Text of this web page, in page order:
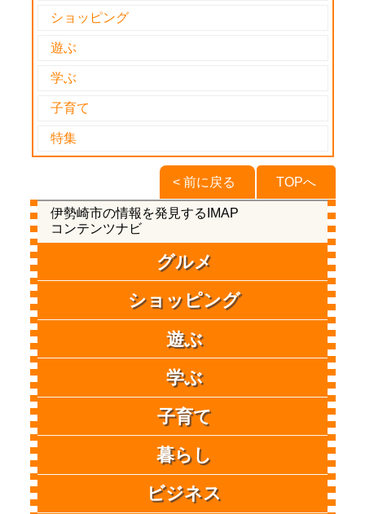
ショッピング
遊ぶ
学ぶ
子育て
特集
TOPへ
< 前に戻る
伊勢崎市の情報を発見するIMAP
コンテンツナビ
グルメ
ショッピング
遊ぶ
学ぶ
子育て
暮らし
ビジネス